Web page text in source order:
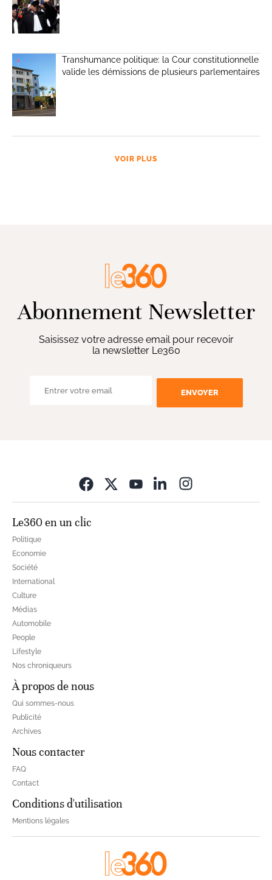
Transhumance politique: la Cour constitutionnelle
valide les démissions de plusieurs parlementaires
VOIR PLUS
Abonnement Newsletter
Saisissez votre adresse email pour recevoir
la newsletter Le360
ENVOYER
Le360 en un clic
Politique
Economie
Société
International
Culture
Médias
Automobile
People
Lifestyle
Nos chroniqueurs
À propos de nous
Qui sommes-nous
Publicité
Archives
Nous contacter
FAQ
Contact
Conditions d'utilisation
Mentions légales